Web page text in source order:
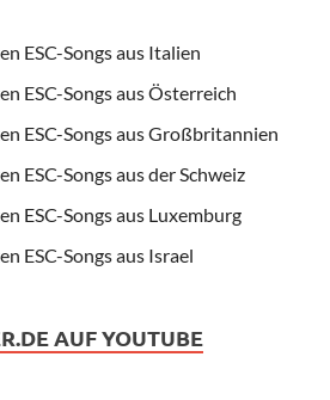
ESC-Songs aus Italien
ESC-Songs aus Österreich
ESC-Songs aus Großbritannien
ESC-Songs aus der Schweiz
ESC-Songs aus Luxemburg
ESC-Songs aus Israel
AUF YOUTUBE